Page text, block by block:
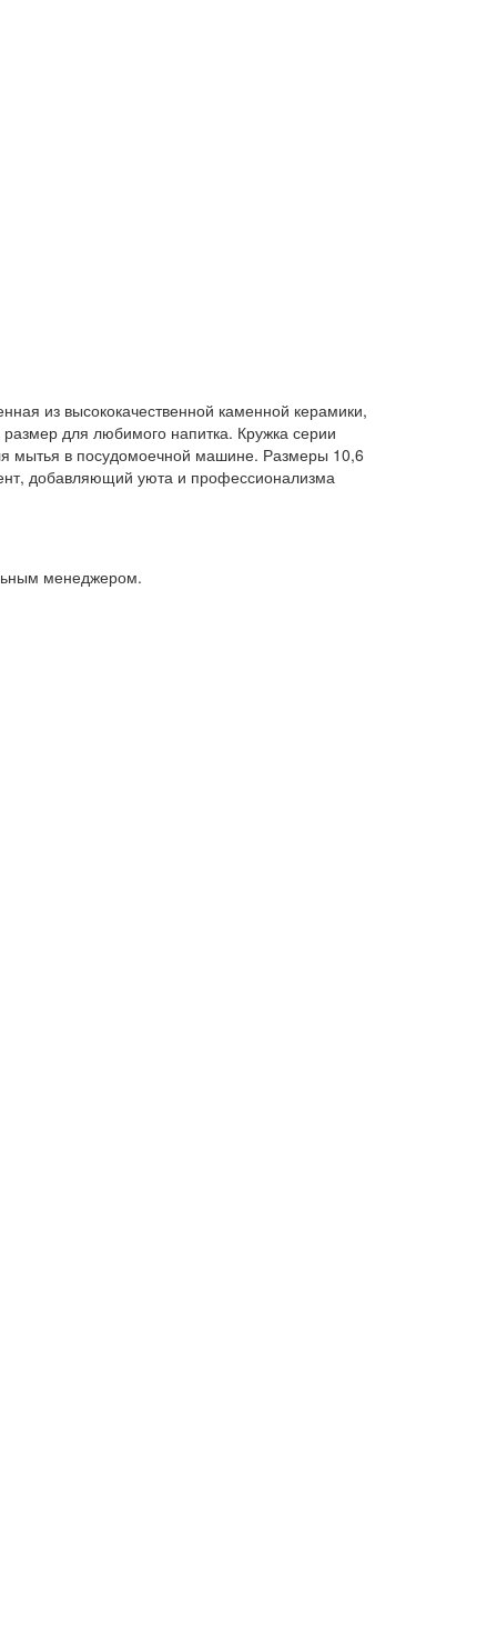
из высококачественной каменной керамики,
для любимого напитка. Кружка серии
мытья в посудомоечной машине. Размеры 10,6
добавляющий уюта и профессионализма
менеджером.